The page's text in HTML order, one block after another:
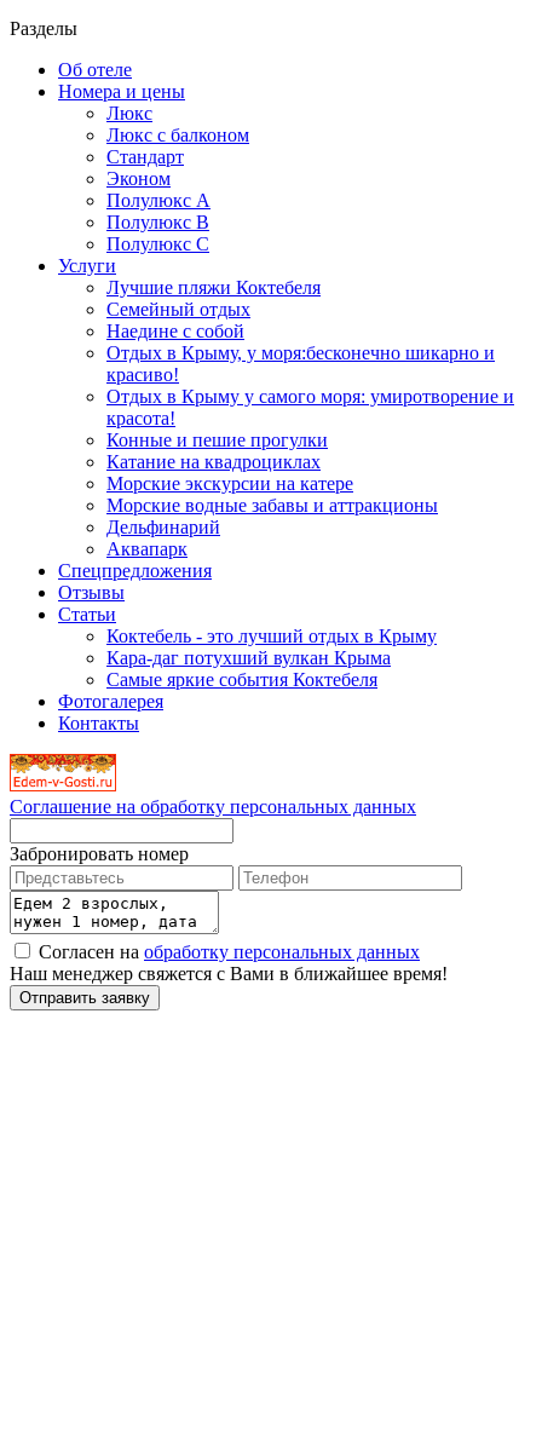
Разделы
Об отеле
Номера и цены
Люкс
Люкс с балконом
Стандарт
Эконом
Полулюкс А
Полулюкс B
Полулюкс С
Услуги
Лучшие пляжи Коктебеля
Семейный отдых
Наедине с собой
Отдых в Крыму, у моря:бесконечно шикарно и
красиво!
Отдых в Крыму у самого моря: умиротворение и
красота!
Конные и пешие прогулки
Катание на квадроциклах
Морские экскурсии на катере
Морские водные забавы и аттракционы
Дельфинарий
Аквапарк
Спецпредложения
Отзывы
Статьи
Коктебель - это лучший отдых в Крыму
Кара-даг потухший вулкан Крыма
Самые яркие события Коктебеля
Фотогалерея
Контакты
Соглашение на обработку персональных данных
Забронировать номер
Согласен на обработку персональных данных
Наш менеджер свяжется с Вами в ближайшее время!